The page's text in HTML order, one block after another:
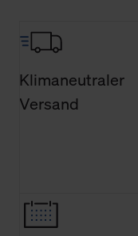
Informationen über
Verwendungszweck.
allgemeine
jederzeit Ihre
bisherigen
Verwendung der
Klimaneutraler
Versand